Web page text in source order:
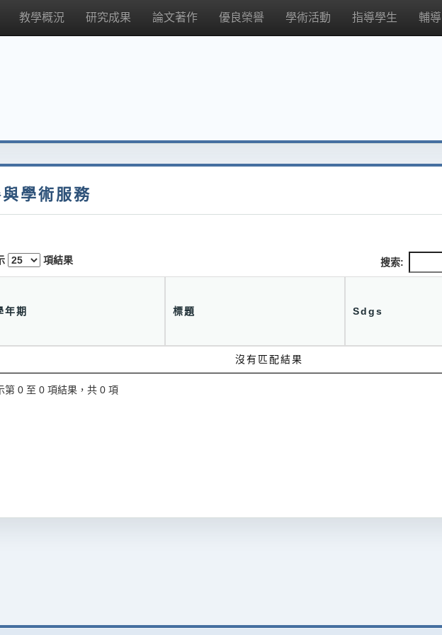
教學概況 研究成果 論文著作 優良榮譽 學術活動 指導學生 輔導
學術服務
項結果 搜索:
年期 標題 Sdgs
沒有匹配結果
第 0 至 0 項結果，共 0 項